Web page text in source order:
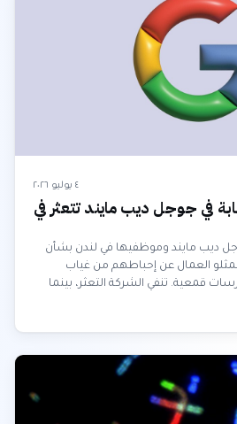
٤ يوليو ٢٠٢٦
في جوجل ديب مايند تتعثر في
ديب مايند وموظفيها في لندن بشأن
العمال عن إحباطهم من غياب
قمعية. تنفي الشركة التعثر، بينما
الأخلاقية بشأن عسكرة الذكاء